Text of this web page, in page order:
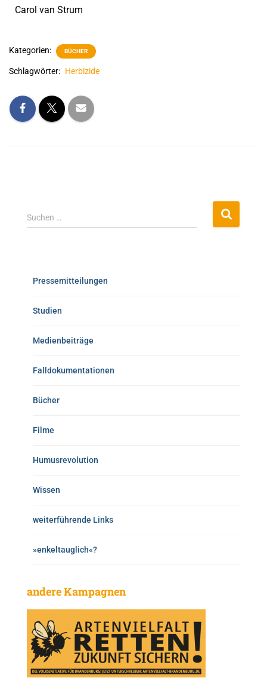
Carol van Strum
Kategorien: BÜCHER
Schlagwörter: Herbizide
Suchen …
Pressemitteilungen
Studien
Medienbeiträge
Falldokumentationen
Bücher
Filme
Humusrevolution
Wissen
weiterführende Links
»enkeltauglich«?
andere Kampagnen